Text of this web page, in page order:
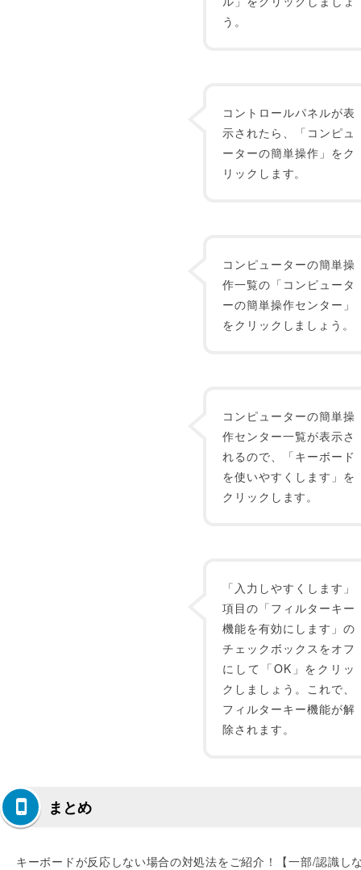
う。
コントロールパネルが表
示されたら、「コンピュ
ーターの簡単操作」をク
リックします。
コンピューターの簡単操
作一覧の「コンピュータ
ーの簡単操作センター」
をクリックしましょう。
コンピューターの簡単操
作センター一覧が表示さ
れるので、「キーボード
を使いやすくします」を
クリックします。
「入力しやすくします」
項目の「フィルターキー
機能を有効にします」の
チェックボックスをオフ
にして「OK」をクリッ
クしましょう。これで、
フィルターキー機能が解
除されます。
まとめ
キーボードが反応しない場合の対処法をご紹介！【一部/認識し